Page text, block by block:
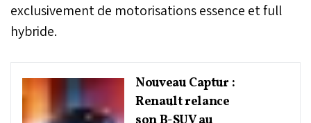
exclusivement de motorisations essence et full
hybride.
Nouveau Captur :
Renault relance